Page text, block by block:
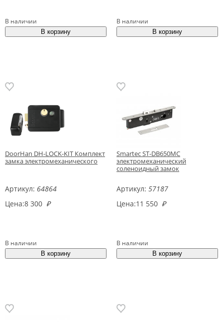
В наличии В наличии
DoorHan DH-LOCK-KIT Комплект
замка электромеханического
Артикул: 64864
Цена:8 300 ₽
В наличии
Smartec ST-DB650MC
электромеханический
соленоидный замок
Артикул: 57187
Цена:11 550 ₽
В наличии